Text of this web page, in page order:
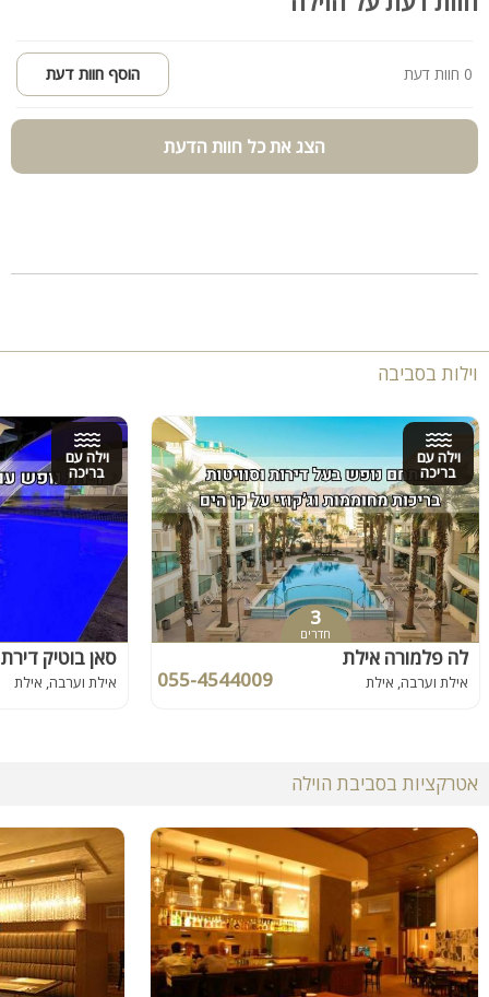
0 חוות דעת הוסף חוות דעת
הצג את כל חוות הדעת
וילות בסביבה
וילה עם
בריכה
3
חדרים
לה פלמורה אילת
אילת וערבה, אילת 055-4544009
וילה עם
בריכה
סאן בוטיק
אילת וערבה, אילת
אטרקציות בסביבת הוילה